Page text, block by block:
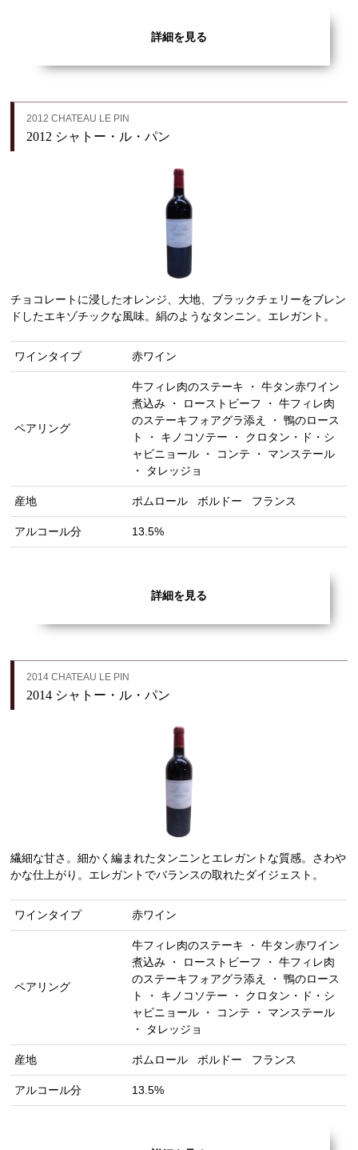
詳細を見る
2012 CHATEAU LE PIN
2012 シャトー・ル・パン
チョコレートに浸したオレンジ、大地、ブラックチェリーをブレン
ドしたエキゾチックな風味。絹のようなタンニン。エレガント。
ワインタイプ 赤ワイン
ペアリング
牛フィレ肉のステーキ ・ 牛タン赤ワイン
煮込み ・ ローストビーフ ・ 牛フィレ肉
のステーキフォアグラ添え ・ 鴨のロース
ト ・ キノコソテー ・ クロタン・ド・シ
ャビニョール ・ コンテ ・ マンステール
・ タレッジョ
産地 ポムロール ボルドー フランス
アルコール分 13.5%
詳細を見る
2014 CHATEAU LE PIN
2014 シャトー・ル・パン
繊細な甘さ。細かく編まれたタンニンとエレガントな質感。さわや
かな仕上がり。エレガントでバランスの取れたダイジェスト。
ワインタイプ 赤ワイン
ペアリング
牛フィレ肉のステーキ ・ 牛タン赤ワイン
煮込み ・ ローストビーフ ・ 牛フィレ肉
のステーキフォアグラ添え ・ 鴨のロース
ト ・ キノコソテー ・ クロタン・ド・シ
ャビニョール ・ コンテ ・ マンステール
・ タレッジョ
産地 ポムロール ボルドー フランス
アルコール分 13.5%